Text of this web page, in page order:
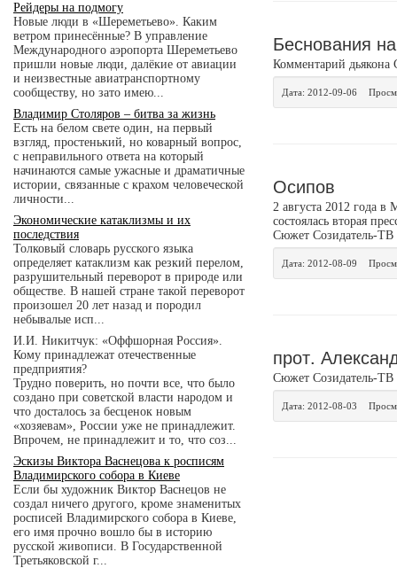
Рейдеры на подмогу
Новые люди в «Шереметьево». Каким
ветром принесённые? В управление
Международного аэропорта Шереметьево
пришли новые люди, далёкие от авиации
и неизвестные авиатранспортному
сообществу, но зато имею...
Владимир Столяров – битва за жизнь
Есть на белом свете один, на первый
взгляд, простенький, но коварный вопрос,
с неправильного ответа на который
начинаются самые ужасные и драматичные
истории, связанные с крахом человеческой
личности...
Экономические катаклизмы и их
последствия
Толковый словарь русского языка
определяет катаклизм как резкий перелом,
разрушительный переворот в природе или
обществе. В нашей стране такой переворот
произошел 20 лет назад и породил
небывалые исп...
И.И. Никитчук: «Оффшорная Россия».
Кому принадлежат отечественные
предприятия?
Трудно поверить, но почти все, что было
создано при советской власти народом и
что досталось за бесценок новым
«хозяевам», России уже не принадлежит.
Впрочем, не принадлежит и то, что соз...
Эскизы Виктора Васнецова к росписям
Владимирского собора в Киеве
Если бы художник Виктор Васнецов не
создал ничего другого, кроме знаменитых
росписей Владимирского собора в Киеве,
его имя прочно вошло бы в историю
русской живописи. В Государственной
Третьяковской г...
Беснования
Комментарий дьякона
Дата: 2012-09-06
Осипов
2 августа 2012 года
состоялась вторая
Сюжет Созидатель-ТВ
Дата: 2012-08-09
прот.
Сюжет Созидатель-ТВ
Дата: 2012-08-03